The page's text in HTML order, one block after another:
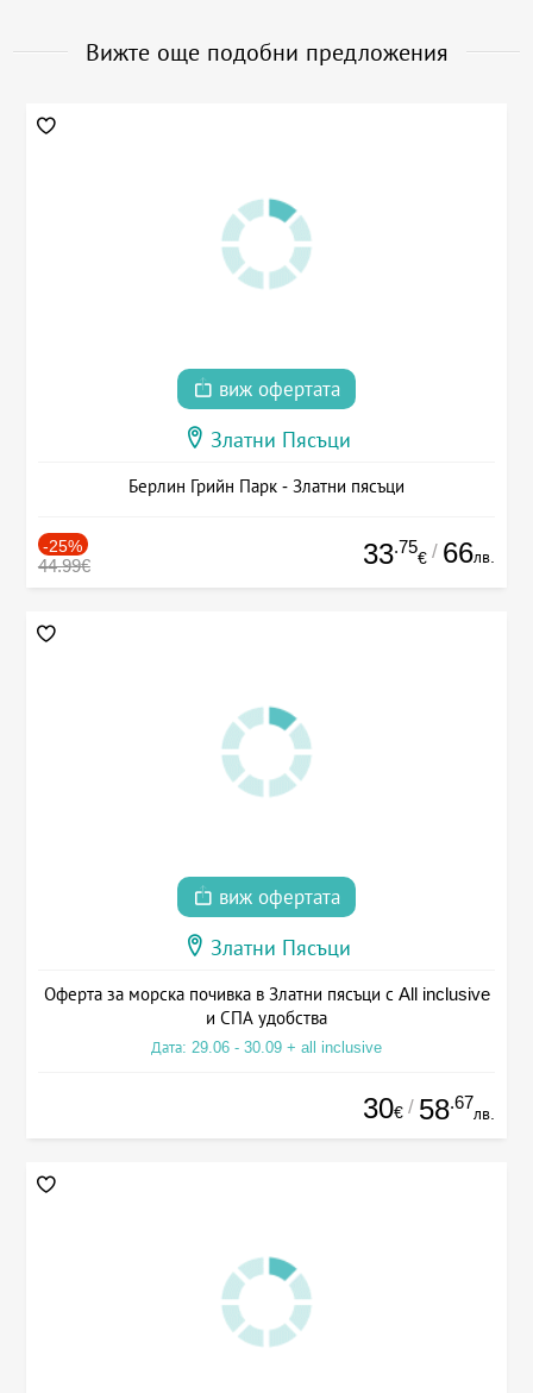
Вижте още подобни предложения
виж офертата
Златни Пясъци
Берлин Грийн Парк - Златни пясъци
-25%
44.99€ 33.75
€ / 66лв.
виж офертата
Златни Пясъци
Оферта за морска почивка в Златни пясъци с All inclusive
и СПА удобства
Дата: 29.06 - 30.09 + all inclusive
30€ / 58.67
лв.